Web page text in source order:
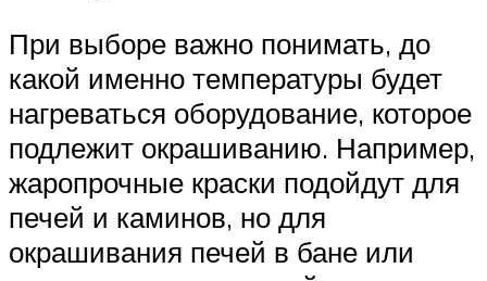
При выборе важно понимать, до
какой именно температуры будет
нагреваться оборудование, которое
подлежит окрашиванию. Например,
жаропрочные краски подойдут для
печей и каминов, но для
окрашивания печей в бане или